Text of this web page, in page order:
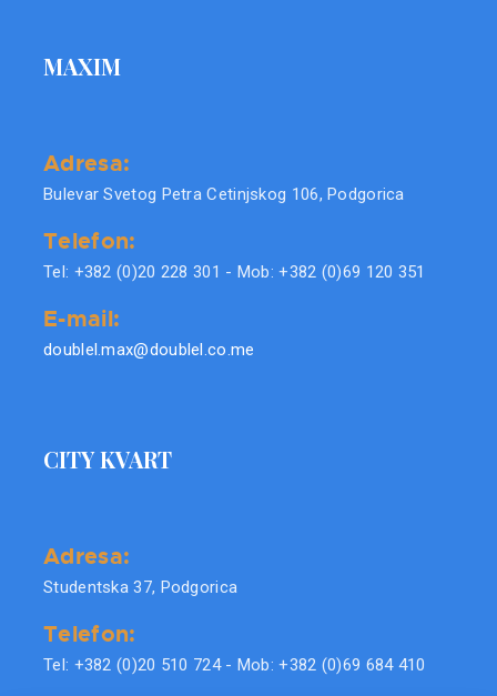
MAXIM
Adresa:
Bulevar Svetog Petra Cetinjskog 106, Podgorica
Telefon:
Tel: +382 (0)20 228 301 - Mob: +382 (0)69 120 351
E-mail:
doublel.max@doublel.co.me
CITY KVART
Adresa:
Studentska 37, Podgorica
Telefon:
Tel: +382 (0)20 510 724 - Mob: +382 (0)69 684 410